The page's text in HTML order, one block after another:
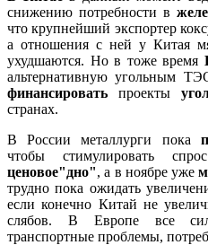
снижению потребности в
что крупнейший экспортер
а отношения с ней у Китая
ухудшаются. Но в тоже время
альтернативную угольным
финансировать проекты
странах.
В России металлурги пока
чтобы стимулировать
ценовое"дно", а в ноябре уже
трудно пока ожидать
если конечно Китай не
слябов. В Европе все
транспортные проблемы,